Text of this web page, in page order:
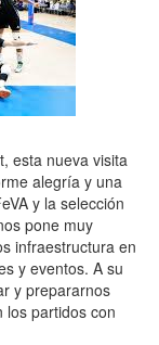
esta nueva visita
alegría y una
y la selección
pone muy
infraestructura en
y eventos. A su
y prepararnos
los partidos con